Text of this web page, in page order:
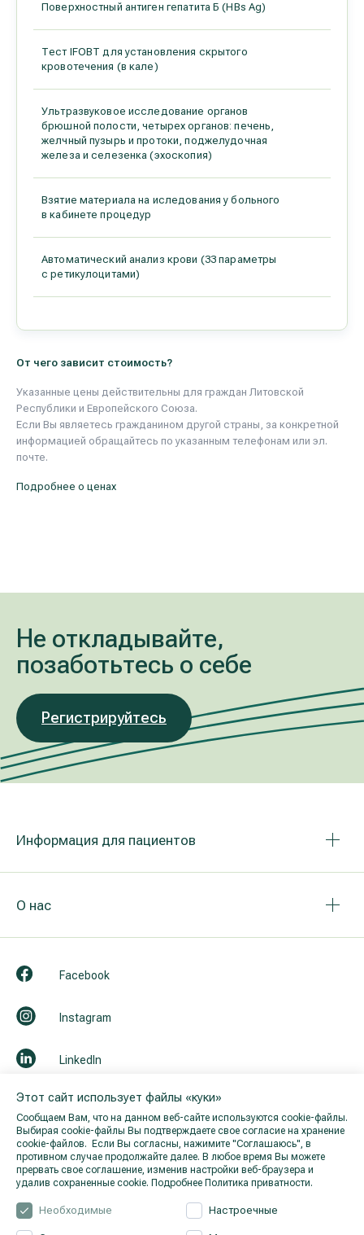
Этот сайт использует файлы «куки»
Сообщаем Вам, что на данном веб-сайте используются cookie-файлы.
Выбирая cookie-файлы Вы подтверждаете свое согласие на хранение
cookie-файлов. Если Вы согласны, нажимите "Cоглашаюсь", в
противном случае продолжайте далее. В любое время Вы можете
прервать свое соглашение, изменив настройки веб-браузера и
удалив сохраненные cookie. Подробнее Политика приватности.
Необходимые Настроечные
Поверхностный антиген гепатита Б (HBs Ag)
Тест IFOBT для установления скрытого
кровотечения (в кале)
Ультразвуковое исследование органов
брюшной полости, четырех органов: печень,
желчный пузырь и протоки, поджелудочная
железа и селезенка (эхоскопия)
Взятие материала на иследования у больного
в кабинете процедур
Автоматический анализ крови (33 параметры
с ретикулоцитами)
От чего зависит стоимость?
Указанные цены действительны для граждан Литовской
Республики и Европейского Союза.
Если Вы являетесь гражданином другой страны, за конкретной
информацией обращайтесь по указанным телефонам или эл.
почте.
Подробнее о ценах
Не откладывайте,
позаботьтесь о себе
Регистрируйтесь
Информация для пациентов
О нас
Facebook
Instagram
LinkedIn
Youtube